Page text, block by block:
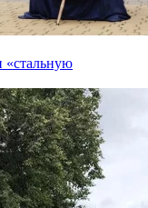
«стальную